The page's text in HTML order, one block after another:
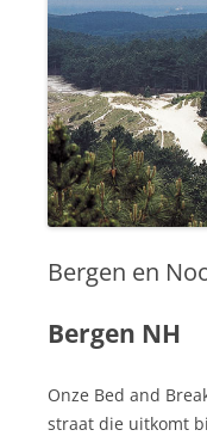
Bergen en
Bergen NH
Onze Bed and
straat die uitkomt